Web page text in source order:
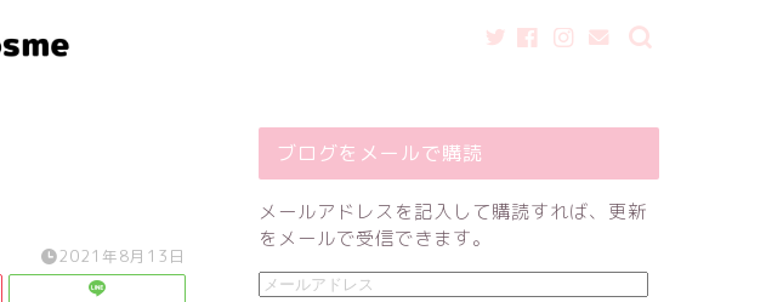
2021年8月13日
ブログをメールで購読
メールアドレスを記入して購読すれば、更新
をメールで受信できます。